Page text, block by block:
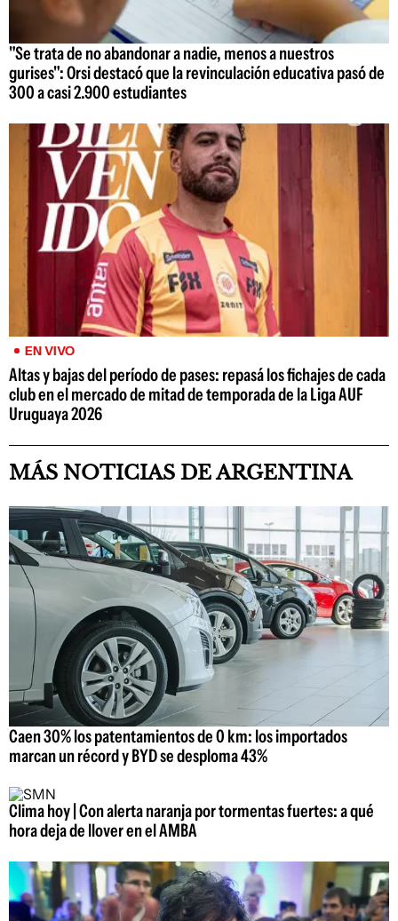
"Se trata de no abandonar a nadie, menos a nuestros
gurises": Orsi destacó que la revinculación educativa pasó de
300 a casi 2.900 estudiantes
EN VIVO
Altas y bajas del período de pases: repasá los fichajes de cada
club en el mercado de mitad de temporada de la Liga AUF
Uruguaya 2026
MÁS NOTICIAS DE ARGENTINA
Caen 30% los patentamientos de 0 km: los importados
marcan un récord y BYD se desploma 43%
Clima hoy | Con alerta naranja por tormentas fuertes: a qué
hora deja de llover en el AMBA